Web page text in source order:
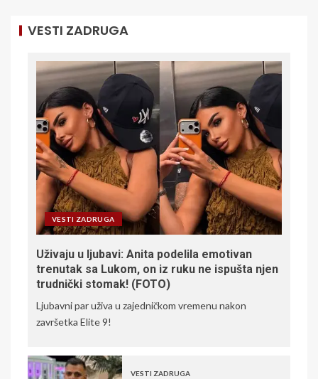
VESTI ZADRUGA
VESTI ZADRUGA
Uživaju u ljubavi: Anita podelila emotivan
trenutak sa Lukom, on iz ruku ne ispušta njen
trudnički stomak! (FOTO)
Ljubavni par uživa u zajedničkom vremenu nakon
završetka Elite 9!
VESTI ZADRUGA